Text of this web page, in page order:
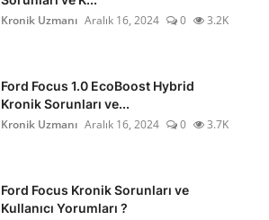
Kronik Uzmanı Aralık 16, 2024 0 3.2K
Ford Focus 1.0 EcoBoost Hybrid
Kronik Sorunları ve...
Kronik Uzmanı Aralık 16, 2024 0 3.7K
Ford Focus Kronik Sorunları ve
Kullanıcı Yorumları ?